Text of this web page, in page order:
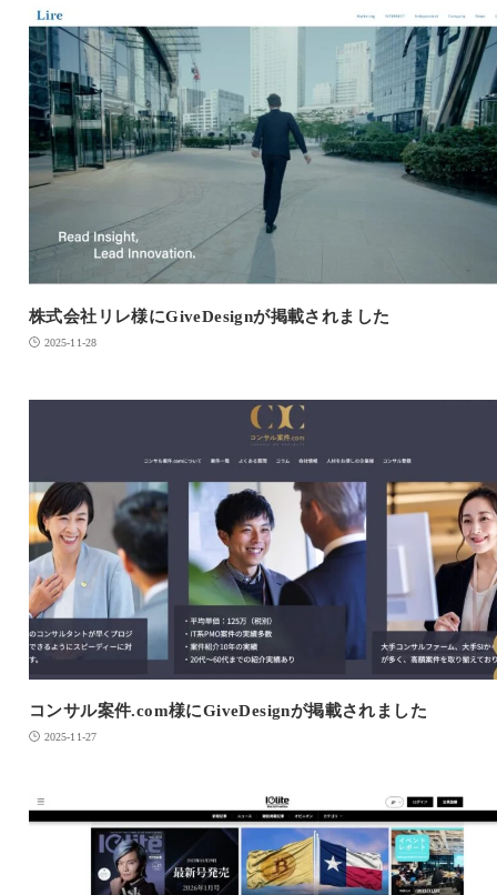
株式会社リレ様にGiveDesignが掲載されました
2025-11-28
コンサル案件.com様にGiveDesignが掲載されました
2025-11-27